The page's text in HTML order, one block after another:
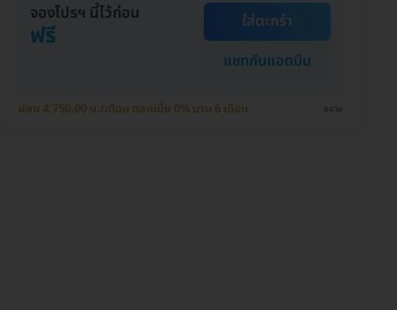
จองโปรฯ นี้ไว้ก่อน
ฟรี
ใส่ตะกร้า
แชทกับแอดมิน
ผ่อน 4,750.00 บ./เดือน ดอกเบี้ย 0% นาน 6 เดือน ขยาย